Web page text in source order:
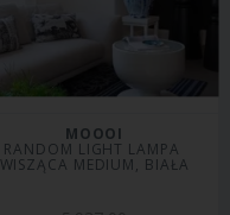
MOOOI
RANDOM LIGHT LAMPA
WISZĄCA MEDIUM, BIAŁA